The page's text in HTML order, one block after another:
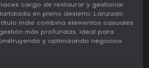
cargo de restaurar y gestionar
en pleno desierto. Lanzado
título indie combina elementos casuales
más profundas, ideal para
y optimizando negocios